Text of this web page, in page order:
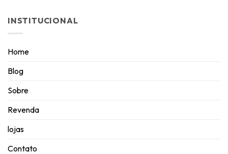
INSTITUCIONAL
Home
Blog
Sobre
Revenda
lojas
Contato